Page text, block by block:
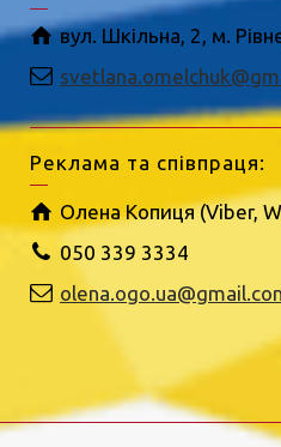
вул. Шкільна, 2, м.
Реклама та співпраця:
Олена Копиця (Viber,
050 339 3334